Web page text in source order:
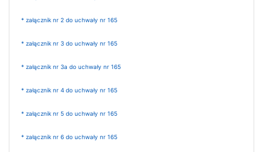
* załącznik nr 2 do uchwały nr 165
* załącznik nr 3 do uchwały nr 165
* załącznik nr 3a do uchwały nr 165
* załącznik nr 4 do uchwały nr 165
* załącznik nr 5 do uchwały nr 165
* załącznik nr 6 do uchwały nr 165